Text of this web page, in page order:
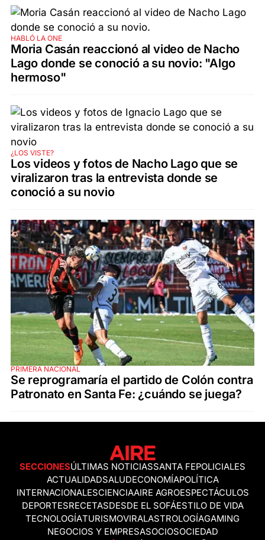
HABLÓ LA ONE
Moria Casán reaccionó al video de Nacho
Lago donde se conoció a su novio: "Algo
hermoso"
¿LOS VISTE?
Los videos y fotos de Nacho Lago que se
viralizaron tras la entrevista donde se
conoció a su novio
PRIMERA NACIONAL
Se reprogramaría el partido de Colón contra
Patronato en Santa Fe: ¿cuándo se juega?
SECCIONESÚLTIMAS NOTICIASSANTA FEPOLICIALES
ACTUALIDADSALUDECONOMÍAPOLÍTICA
INTERNACIONALESCIENCIAAIRE AGROESPECTÁCULOS
DEPORTESRECETASDESDE EL SOFÁESTILO DE VIDA
TECNOLOGÍATURISMOVIRALASTROLOGÍAGAMING
NEGOCIOS Y EMPRESASOCIOSOCIEDAD